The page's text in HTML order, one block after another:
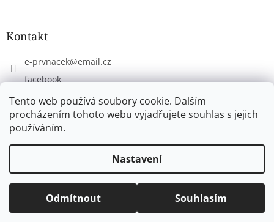
Tento web používá soubory cookie. Dalším
procházením tohoto webu vyjadřujete souhlas s jejich
používáním.
Nastavení
Odmítnout Souhlasím
Kontakt
e-prvnacek@email.cz
facebook
eprvnacek
Copyright 2026www.e-prvnacek.cz. Všechna práva